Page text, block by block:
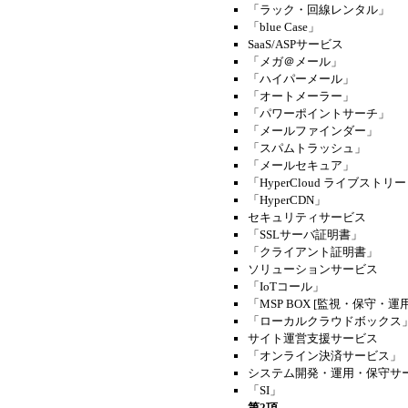
「ラック・回線レンタル」
「blue Case」
SaaS/ASPサービス
「メガ＠メール」
「ハイパーメール」
「オートメーラー」
「パワーポイントサーチ」
「メールファインダー」
「スパムトラッシュ」
「メールセキュア」
「HyperCloud ライブストリー
「HyperCDN」
セキュリティサービス
「SSLサーバ証明書」
「クライアント証明書」
ソリューションサービス
「IoTコール」
「MSP BOX [監視・保守・運
「ローカルクラウドボックス」
サイト運営支援サービス
「オンライン決済サービス」
システム開発・運用・保守サ
「SI」